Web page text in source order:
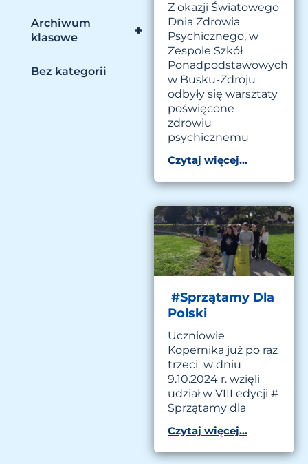
+
Archiwum
klasowe
Bez kategorii
Z okazji Światowego
Dnia Zdrowia
Psychicznego, w
Zespole Szkół
Ponadpodstawowych
w Busku-Zdroju
odbyły się warsztaty
poświęcone
zdrowiu
psychicznemu
Czytaj więcej...
#Sprzątamy Dla
Polski
Uczniowie
Kopernika już po raz
trzeci w dniu
9.10.2024 r. wzięli
udział w VIII edycji #
Sprzątamy dla
Czytaj więcej...